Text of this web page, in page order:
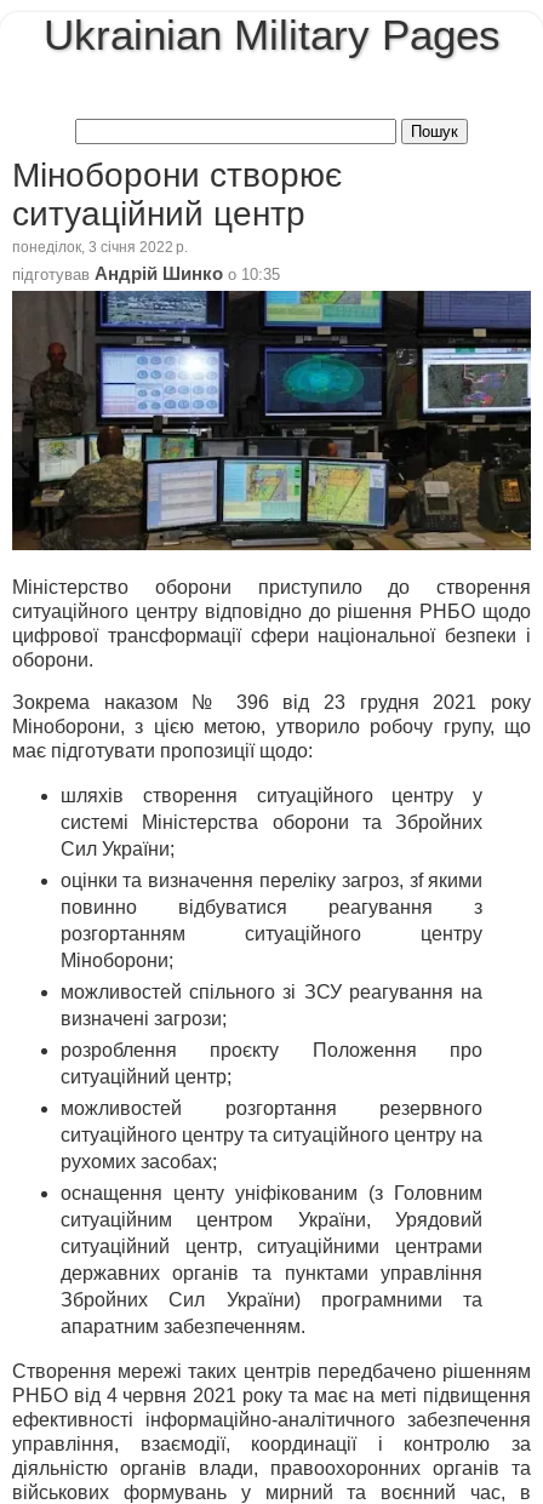
Ukrainian Military Pages
Міноборони створює
ситуаційний центр
понеділок, 3 січня 2022 р.
підготував Андрій Шинко о 10:35
Міністерство оборони приступило до створення
ситуаційного центру відповідно до рішення РНБО щодо
цифрової трансформації сфери національної безпеки і
оборони.
Зокрема наказом № 396 від 23 грудня 2021 року
Міноборони, з цією метою, утворило робочу групу, що
має підготувати пропозиції щодо:
шляхів створення ситуаційного центру у
системі Міністерства оборони та Збройних
Сил України;
оцінки та визначення переліку загроз, зf якими
повинно відбуватися реагування з
розгортанням ситуаційного центру
Міноборони;
можливостей спільного зі ЗСУ реагування на
визначені загрози;
розроблення проєкту Положення про
ситуаційний центр;
можливостей розгортання резервного
ситуаційного центру та ситуаційного центру на
рухомих засобах;
оснащення центу уніфікованим (з Головним
ситуаційним центром України, Урядовий
ситуаційний центр, ситуаційними центрами
державних органів та пунктами управління
Збройних Сил України) програмними та
апаратним забезпеченням.
Створення мережі таких центрів передбачено рішенням
РНБО від 4 червня 2021 року та має на меті підвищення
ефективності інформаційно-аналітичного забезпечення
управління, взаємодії, координації і контролю за
діяльністю органів влади, правоохоронних органів та
військових формувань у мирний та воєнний час, в